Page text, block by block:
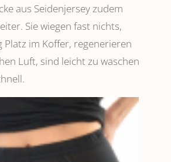
aus Seidenjersey zudem
Sie wiegen fast nichts,
Platz im Koffer, regenerieren
Luft, sind leicht zu waschen